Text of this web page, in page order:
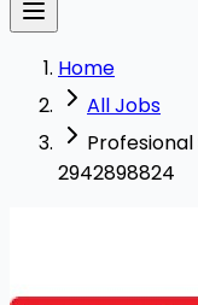
Home
All Jobs
2942898824